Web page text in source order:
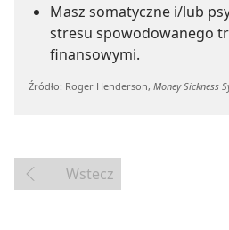
Masz somatyczne i/lub
stresu spowodowanego
finansowymi.
Źródło: Roger Henderson, Money Sickness
Wstecz